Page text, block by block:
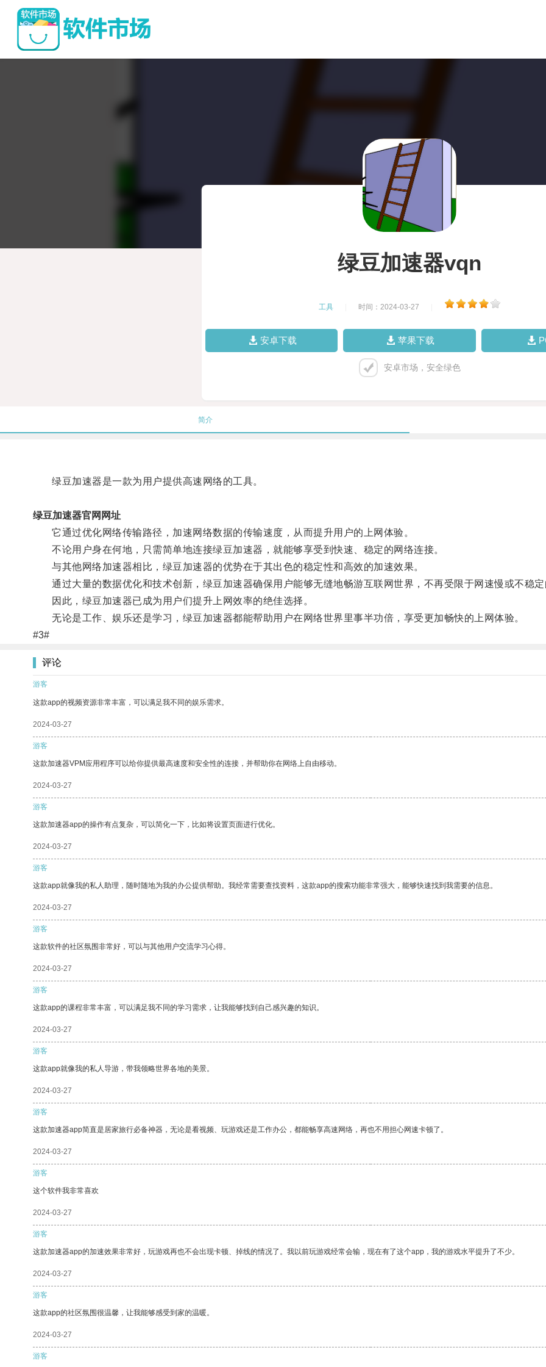
绿豆加速器vqn
工具 时间：2024-03-27
安卓下载 苹果下载
安卓市场，安全绿色
简介
绿豆加速器是一款为用户提供高速网络的工具。
绿豆加速器官网网址
它通过优化网络传输路径，加速网络数据的传输速度，从而提升用户的上网体验。
不论用户身在何地，只需简单地连接绿豆加速器，就能够享受到快速、稳定的网络连接。
与其他网络加速器相比，绿豆加速器的优势在于其出色的稳定性和高效的加速效果。
通过大量的数据优化和技术创新，绿豆加速器确保用户能够无缝地畅游互联网世界，不再受限于网速慢或不稳定
因此，绿豆加速器已成为用户们提升上网效率的绝佳选择。
无论是工作、娱乐还是学习，绿豆加速器都能帮助用户在网络世界里事半功倍，享受更加畅快的上网体验。
#3#
评论
游客
这款app的视频资源非常丰富，可以满足我不同的娱乐需求。
2024-03-27
游客
这款加速器VPM应用程序可以给你提供最高速度和安全性的连接，并帮助你在网络上自由移动。
2024-03-27
游客
这款加速器app的操作有点复杂，可以简化一下，比如将设置页面进行优化。
2024-03-27
游客
这款app就像我的私人助理，随时随地为我的办公提供帮助。我经常需要查找资料，这款app的搜索功能非常强大，能够快速找到我需要的信息。
2024-03-27
游客
这款软件的社区氛围非常好，可以与其他用户交流学习心得。
2024-03-27
游客
这款app的课程非常丰富，可以满足我不同的学习需求，让我能够找到自己感兴趣的知识。
2024-03-27
游客
这款app就像我的私人导游，带我领略世界各地的美景。
2024-03-27
游客
这款加速器app简直是居家旅行必备神器，无论是看视频、玩游戏还是工作办公，都能畅享高速网络，再也不用担心网速卡顿了。
2024-03-27
游客
这个软件我非常喜欢
2024-03-27
游客
这款加速器app的加速效果非常好，玩游戏再也不会出现卡顿、掉线的情况了。我以前玩游戏经常会输，现在有了这个app，我的游戏水平提升了不少。
2024-03-27
游客
这款app的社区氛围很温馨，让我能够感受到家的温暖。
2024-03-27
游客